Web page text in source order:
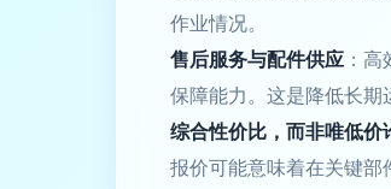
作业情况。
售后服务与配件供应 ：
保障能力。这是降低长期
综合性价比，而非唯低价
报价可能意味着在关键部